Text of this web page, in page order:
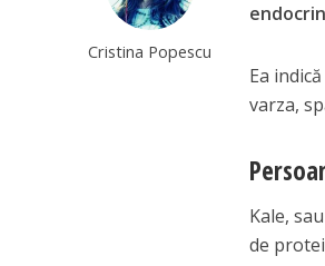
Cristina Popescu
Ea
varza,
Kale,
de